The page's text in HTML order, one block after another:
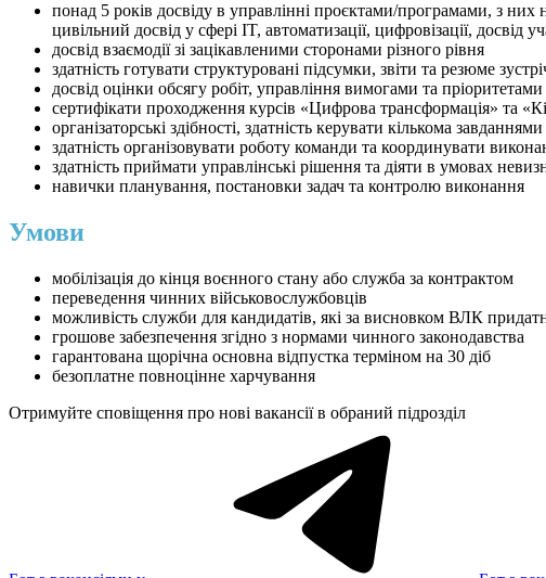
понад 5 років досвіду в управлінні проєктами/програмами, з
цивільний досвід у сфері IT, автоматизації, цифровізації,
досвід взаємодії зі зацікавленими сторонами різного рівня
здатність готувати структуровані підсумки, звіти та резюме
досвід оцінки обсягу робіт, управління вимогами та пріоритетами
сертифікати проходження курсів «Цифрова трансформація» та
організаторські здібності, здатність керувати кількома
здатність організовувати роботу команди та координувати
здатність приймати управлінські рішення та діяти в умовах
навички планування, постановки задач та контролю виконання
Умови
мобілізація до кінця воєнного стану або служба за контрактом
переведення чинних військовослужбовців
можливість служби для кандидатів, які за висновком ВЛК
грошове забезпечення згідно з нормами чинного законодавства
гарантована щорічна основна відпустка терміном на 30 діб
безоплатне повноцінне харчування
Отримуйте сповіщення про нові вакансії в обраний підрозділ